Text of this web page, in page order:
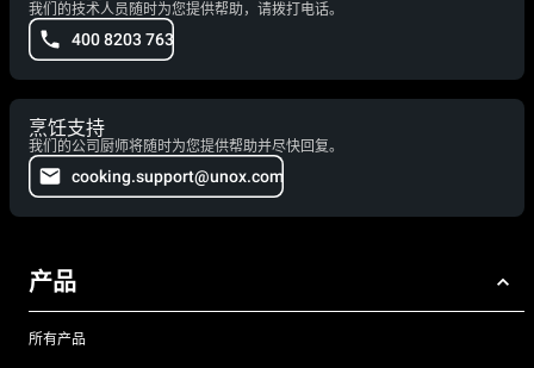
我们的技术人员随时为您提供帮助，请拨打电话。
400 8203 763
烹饪支持
我们的公司厨师将随时为您提供帮助并尽快回复。
cooking.support@unox.com
产品
所有产品